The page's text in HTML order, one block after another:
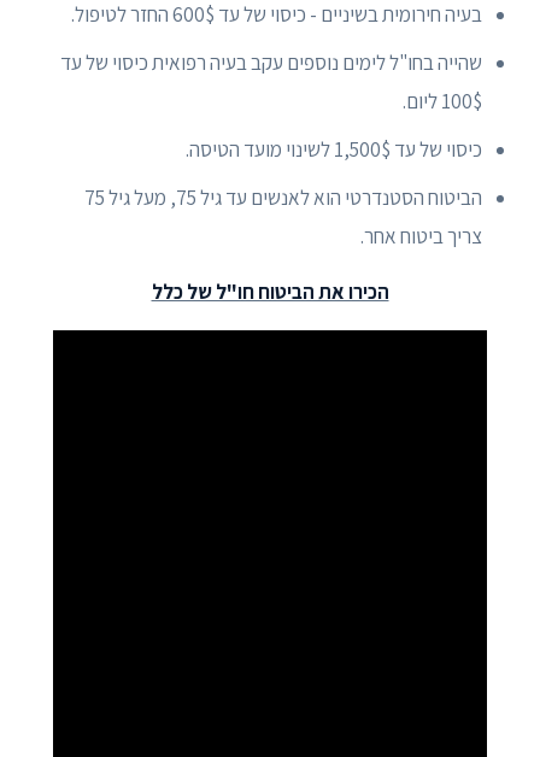
בעיה חירומית בשיניים - כיסוי של עד 600$ החזר לטיפול.
שהייה בחו"ל לימים נוספים עקב בעיה רפואית כיסוי של עד
100$ ליום.
כיסוי של עד 1,500$ לשינוי מועד הטיסה.
הביטוח הסטנדרטי הוא לאנשים עד גיל 75, מעל גיל 75
צריך ביטוח אחר.
הכירו את הביטוח חו"ל של כלל